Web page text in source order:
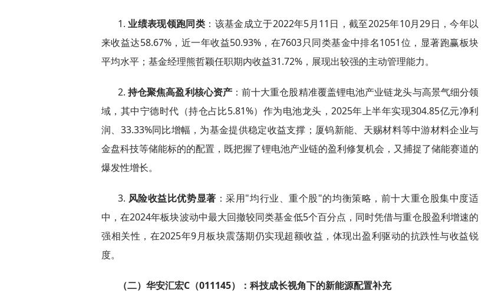
1.业绩表现领跑同类 ：该基金成立于2022年5月11日，截至2025年10月29日，今年以
来收益达58.67%，近一年收益50.93%，在7603只同类基金中排名1051位，显著跑赢板块
平均水平；基金经理熊哲颖任职期内收益31.72%，展现出较强的主动管理能力。
2.持仓聚焦高盈利核心资产 ：前十大重仓股精准覆盖锂电池产业链龙头与高景气细分领
域，其中宁德时代（持仓占比5.81%）作为电池龙头，2025年上半年实现304.85亿元净利
润、33.33%同比增幅，为基金提供稳定收益支撑；厦钨新能、天赐材料等中游材料企业与
金盘科技等储能标的的配置，既把握了锂电池产业链的盈利修复机会，又捕捉了储能赛道的
爆发性增长。
3. 风险收益比优势显著 ：采用"均行业、重个股"的均衡策略，前十大重仓股集中度适
中，在2024年板块波动中最大回撤较同类基金低5个百分点，同时凭借与重仓股盈利增速的
强相关性，在2025年9月板块震荡期仍实现超额收益，体现出盈利驱动的抗跌性与收益锐
度。
（二）华安汇宏C（011145）：科技成长视角下的新能源配置补充